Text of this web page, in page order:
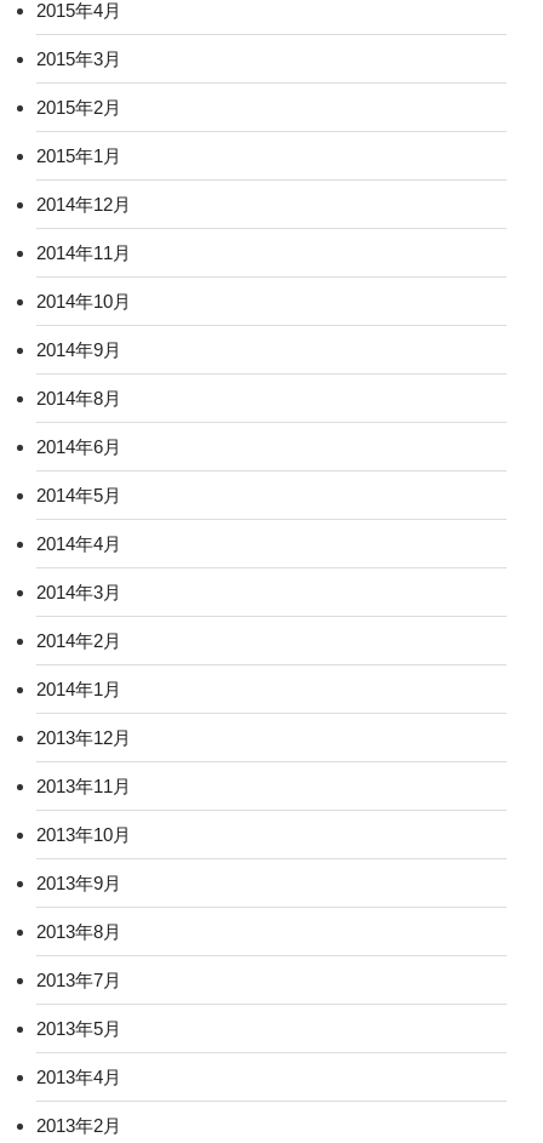
2015年4月
2015年3月
2015年2月
2015年1月
2014年12月
2014年11月
2014年10月
2014年9月
2014年8月
2014年6月
2014年5月
2014年4月
2014年3月
2014年2月
2014年1月
2013年12月
2013年11月
2013年10月
2013年9月
2013年8月
2013年7月
2013年5月
2013年4月
2013年2月